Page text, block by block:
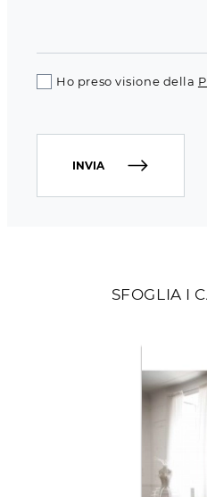
SFOGLIA I
Ho preso visione della
INVIA